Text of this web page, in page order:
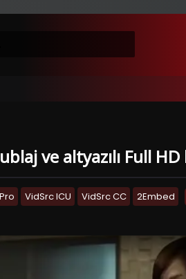
ve altyazılı Full
VidSrc ICU VidSrc CC
2Embed